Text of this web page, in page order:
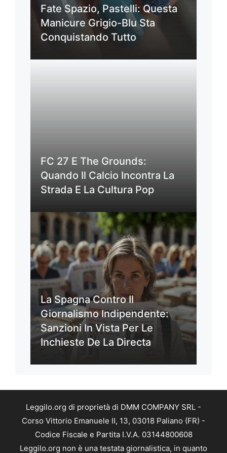
Fate Spazio, Pastelli: Questa
Manicure Grigio-Blu Sta
Conquistando Tutto
FC 27 E The Grounds:
Quando Il Calcio Incontra La
Strada E La Cultura Pop
La Spagna Contro Il
Giornalismo Indipendente:
Sanzioni In Vista Per Le
Inchieste De La Directa
Leggilo.org di proprietà di DMM COMPANY SRL -
Corso Vittorio Emanuele II, 13, 03018 Paliano (FR) -
Codice Fiscale e Partita I.V.A. 03144800608
Leggilo.org non è una testata giornalistica, in quanto